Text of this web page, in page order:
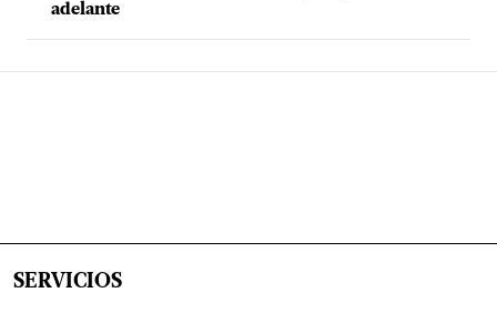
adelante
SERVICIOS